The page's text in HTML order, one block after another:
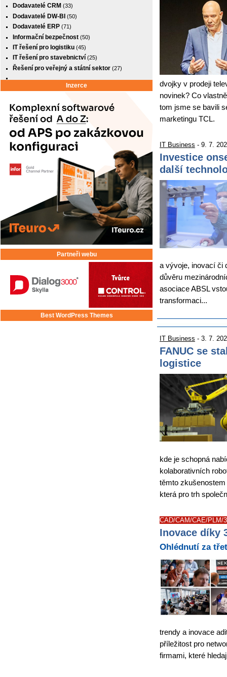
Dodavatelé CRM (33)
Dodavatelé DW-BI (50)
Dodavatelé ERP (71)
Informační bezpečnost (50)
IT řešení pro logistiku (45)
IT řešení pro stavebnictví (25)
Řešení pro veřejný a státní sektor (27)
Inzerce
Partneři webu
Best WordPress Themes
dvojky v prodeji
novinek? Co
tom jsme se bavili
marketingu TCL.
IT Business - 9. 7.
Investice
další
a vývoje, inovací či
důvěru
asociace ABSL
transformaci...
IT Business - 3. 7.
FANUC se
logistice
kde je schopná
kolaborativních
těmto
která pro trh
CAD/CAM/CAE/PLM/
Inovace díky
Ohlédnutí za
trendy a inovace
příležitost pro
firmami, které